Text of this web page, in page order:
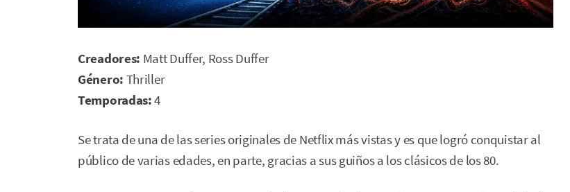
Creadores: Matt Duffer, Ross Duffer
Género: Thriller
Temporadas:4
Se trata de una de las series originales de Netflix más vistas y es que logró conquistar al
público de varias edades, en parte, gracias a sus guiños a los clásicos de los 80.